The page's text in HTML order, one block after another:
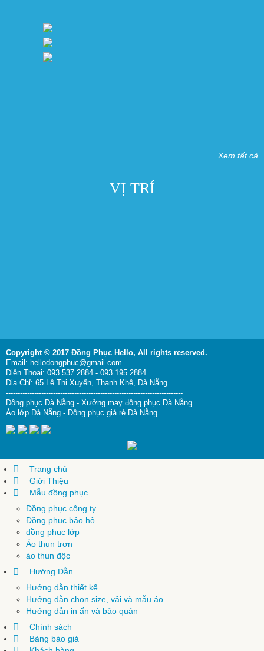
Xem tất cả
VỊ TRÍ
Copyright © 2017 Đồng Phục Hello, All rights reserved.
Email: hellodongphuc@gmail.com
Điện Thoại: 093 537 2884 - 093 195 2884
Địa Chỉ: 65 Lê Thị Xuyến, Thanh Khê, Đà Nẵng
---------------------------------------------------------------------------
Đồng phục Đà Nẵng - Xưởng may đồng phục Đà Nẵng
Áo lớp Đà Nẵng - Đồng phục giá rẻ Đà Nẵng
Trang chủ
Giới Thiệu
Mẫu đồng phục
Đồng phục công ty
Đồng phục bảo hộ
đồng phục lớp
Áo thun trơn
áo thun độc
Hướng Dẫn
Hướng dẫn thiết kế
Hướng dẫn chọn size, vải và mẫu áo
Hướng dẫn in ấn và bảo quản
Chính sách
Bảng báo giá